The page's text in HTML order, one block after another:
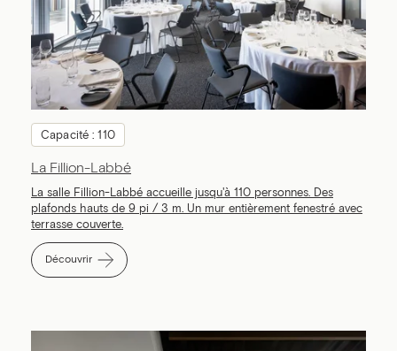
Capacité : 110
La Fillion-Labbé
La salle Fillion-Labbé accueille jusqu'à 110 personnes. Des
plafonds hauts de 9 pi / 3 m. Un mur entièrement fenestré avec
terrasse couverte.
Découvrir